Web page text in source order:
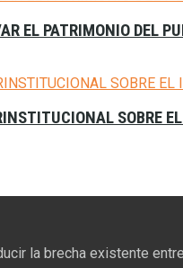
EL PATRIMONIO DEL
SOBRE
la brecha existente